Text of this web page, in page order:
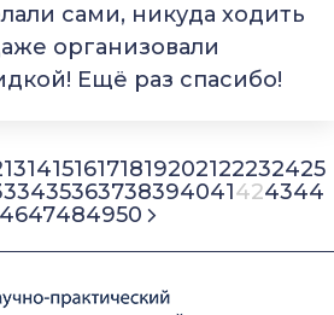
сами, никуда ходить
организовали
Ещё раз спасибо!
13141516171819202122232425
3435363738394041424344
47484950